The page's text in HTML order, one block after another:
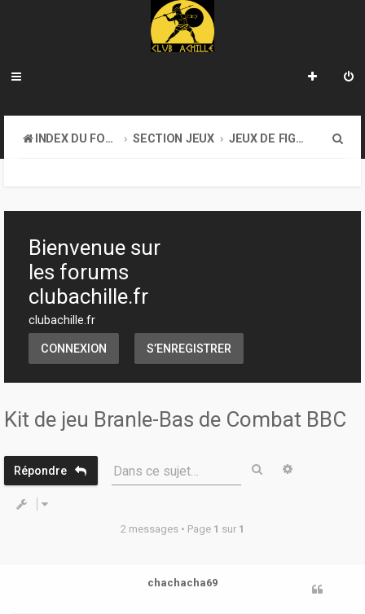
INDEX DU FORUM SECTION JEUX JEUX DE FIGURINES
h
Bienvenue sur
les forums
clubachille.fr
clubachille.fr
CONNEXION S’ENREGISTRER
Kit de jeu Branle-Bas de Combat BBC
Répondre Dans ce sujet… Rechercher
2 messages • Page 1 sur 1
chachacha69